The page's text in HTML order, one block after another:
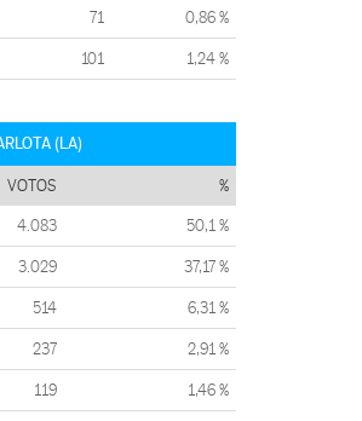
71 0,86 %
101 1,24 %
(LA)
VOTOS %
4.083 50,1 %
3.029 37,17 %
514 6,31 %
237 2,91 %
119 1,46 %